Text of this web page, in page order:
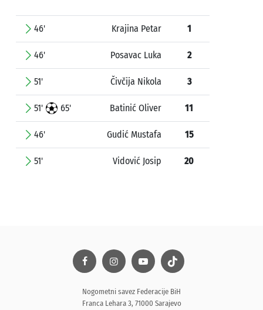
46' Krajina Petar 1
46' Posavac Luka 2
51' Čivčija Nikola 3
51' 65' Batinić Oliver 11
46' Gudić Mustafa 15
51' Vidović Josip 20
Nogometni savez Federacije BiH
Franca Lehara 3, 71000 Sarajevo